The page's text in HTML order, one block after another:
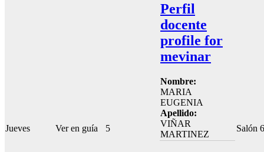
Jueves Ver en guía 5
Perfil
docente
profile for
mevinar
Nombre:
MARIA
EUGENIA
Apellido:
VIÑAR
MARTINEZ
Salón 6